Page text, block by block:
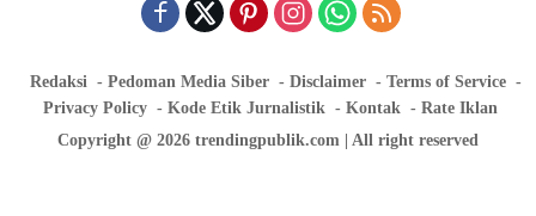
Redaksi Pedoman Media Siber Disclaimer
Terms of Service
Privacy Policy
Kode Etik Jurnalistik Kontak
Rate Iklan
Copyright @ 2026 trendingpublik.com | All right reserved